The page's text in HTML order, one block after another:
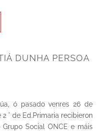
DUNHA PERSOA
ó pasado venres 26 de
° de Ed.Primaria recibieron
Social ONCE e máis